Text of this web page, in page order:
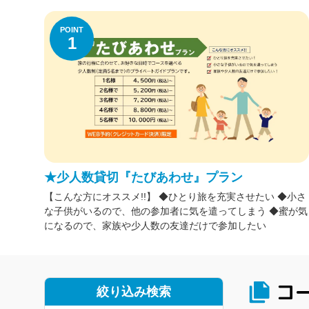
POINT
1
★少人数貸切『たびあわせ』プラン
【こんな方にオススメ!!】 ◆ひとり旅を充実させたい ◆小さ
な子供がいるので、他の参加者に気を遣ってしまう ◆蜜が気
になるので、家族や少人数の友達だけで参加したい
絞り込み検索 コ